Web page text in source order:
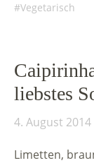
Vegetarisch
liebstes
4. August 2014
Limetten,